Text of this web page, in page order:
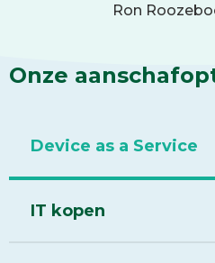
Ron
Onze
Device as a Service
IT kopen